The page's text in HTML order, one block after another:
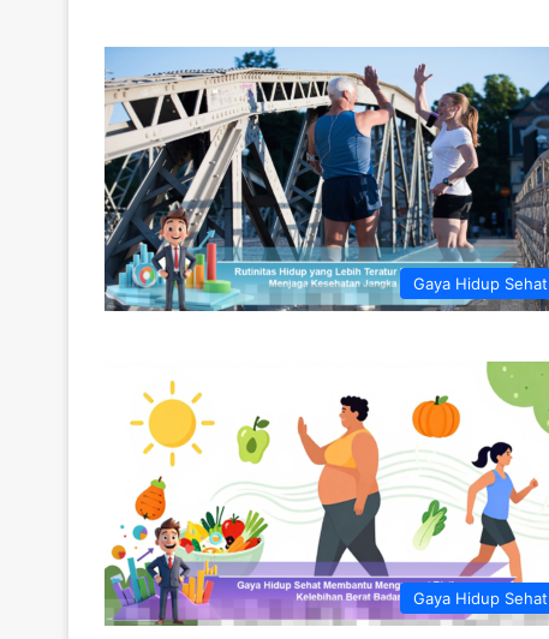
Gaya Hidup Sehat
Gaya Hidup Sehat